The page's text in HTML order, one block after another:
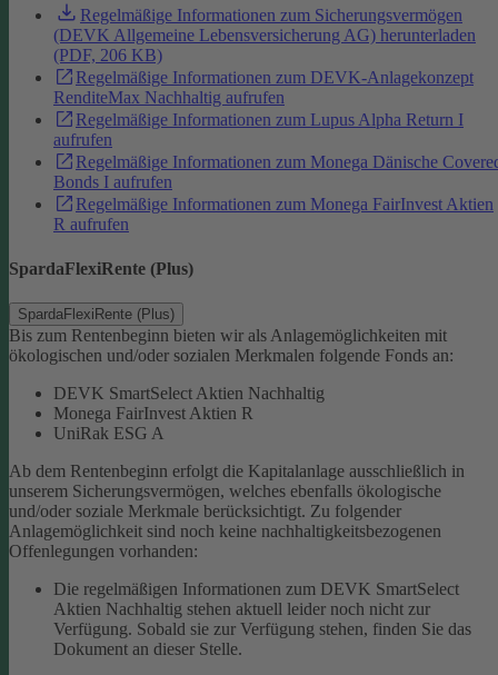
Regelmäßige Informationen zum Sicherungsvermögen
(DEVK Allgemeine Lebensversicherung AG) herunterladen
(PDF, 206 KB)
Regelmäßige Informationen zum DEVK-Anlagekonzept
RenditeMax Nachhaltig aufrufen
Regelmäßige Informationen zum Lupus Alpha Return I
aufrufen
Regelmäßige Informationen zum Monega Dänische
Bonds I aufrufen
Regelmäßige Informationen zum Monega FairInvest Aktien
R aufrufen
SpardaFlexiRente (Plus)
SpardaFlexiRente (Plus)
Bis zum Rentenbeginn bieten wir als Anlagemöglichkeiten mit
ökologischen und/oder sozialen Merkmalen folgende Fonds an:
DEVK SmartSelect Aktien Nachhaltig
Monega FairInvest Aktien R
UniRak ESG A
Ab dem Rentenbeginn erfolgt die Kapitalanlage ausschließlich in
unserem Sicherungsvermögen, welches ebenfalls ökologische
und/oder soziale Merkmale berücksichtigt. Zu folgender
Anlagemöglichkeit sind noch keine nachhaltigkeitsbezogenen
Offenlegungen vorhanden:
Die regelmäßigen Informationen zum DEVK SmartSelect
Aktien Nachhaltig stehen aktuell leider noch nicht zur
Verfügung. Sobald sie zur Verfügung stehen, finden Sie das
Dokument an dieser Stelle.